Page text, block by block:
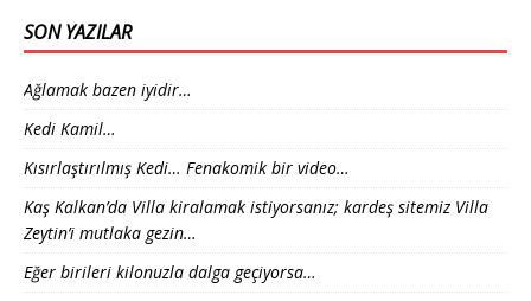
SON YAZILAR
Ağlamak bazen iyidir…
Kedi Kamil…
Kısırlaştırılmış Kedi… Fenakomik bir video…
Kaş Kalkan’da Villa kiralamak istiyorsanız; kardeş sitemiz Villa
Zeytin’i mutlaka gezin…
Eğer birileri kilonuzla dalga geçiyorsa…